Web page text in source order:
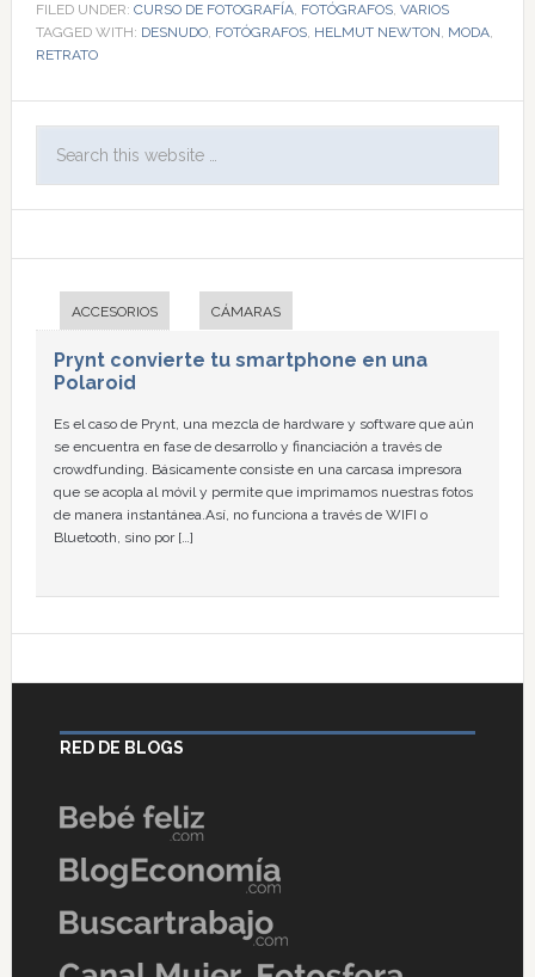
FILED UNDER: CURSO DE FOTOGRAFÍA, FOTÓGRAFOS, VARIOS
TAGGED WITH: DESNUDO, FOTÓGRAFOS, HELMUT NEWTON, MODA,
RETRATO
ACCESORIOS CÁMARAS
Prynt convierte tu smartphone en una
Polaroid
Es el caso de Prynt, una mezcla de hardware y software que aún
se encuentra en fase de desarrollo y financiación a través de
crowdfunding. Básicamente consiste en una carcasa impresora
que se acopla al móvil y permite que imprimamos nuestras fotos
de manera instantánea.Así, no funciona a través de WIFI o
Bluetooth, sino por […]
RED DE BLOGS